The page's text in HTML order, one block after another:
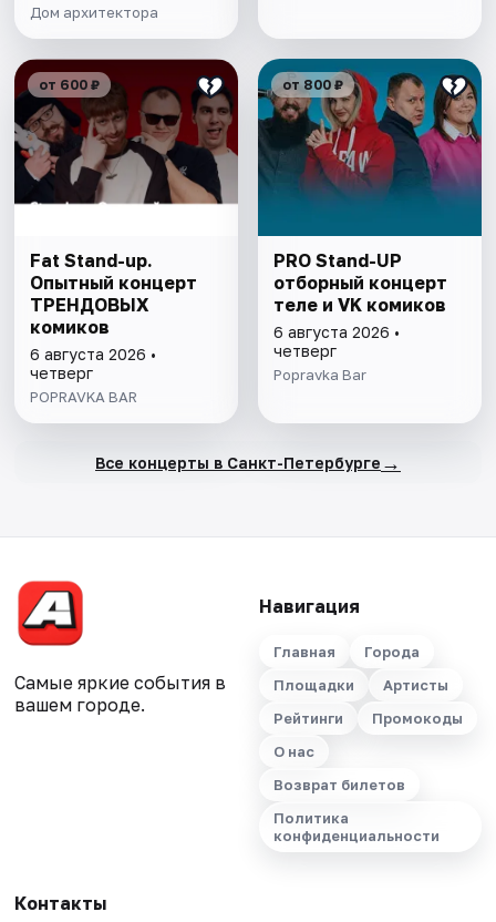
Дом архитектора
от 600 ₽
Fat Stand-up.
Опытный концерт
ТРЕНДОВЫХ
комиков
6 августа 2026 •
четверг
POPRAVKA BAR
от 800 ₽
PRO Stand-UP
отборный концерт
теле и VK комиков
6 августа 2026 •
четверг
Popravka Bar
Все концерты в Санкт-Петербурге →
Самые яркие события в
вашем городе.
Навигация
Главная
Города
Площадки
Артисты
Рейтинги
Промокоды
О нас
Возврат билетов
Политика
конфиденциальности
Контакты